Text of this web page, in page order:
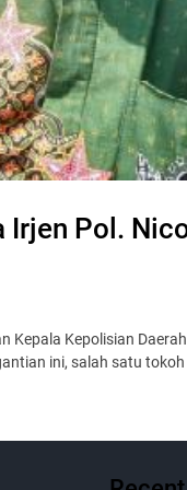
Irjen Pol.
Kepala Kepolisian
ini, salah satu